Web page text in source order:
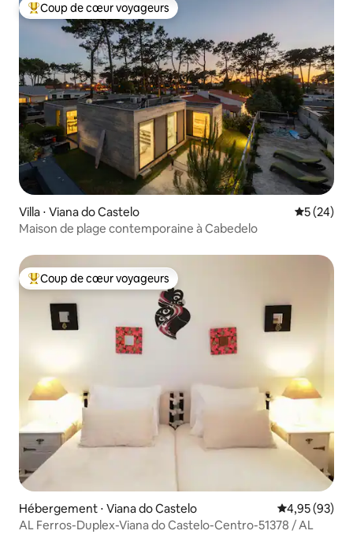
Coups de cœur voyageurs les plus appréciés
Coup de cœur voyageurs
Villa ⋅ Viana do Castelo
5 (24)
Maison de plage contemporaine à Cabedelo
Coups de cœur voyageurs les plus appréciés
Coup de cœur voyageurs
Hébergement ⋅ Viana do Castelo Évaluation
4,95 (93)
AL Ferros-Duplex-Viana do Castelo-Centro-51378 / AL